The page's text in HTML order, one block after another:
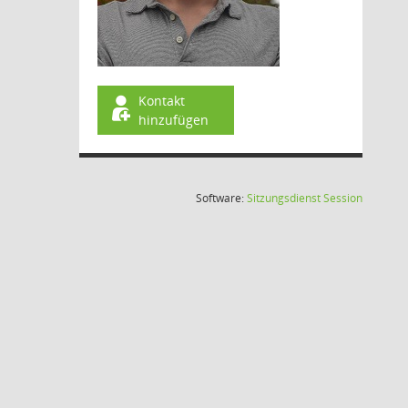
Kontakt
hinzufügen
Software:SitzungsdienstSession(Wird in